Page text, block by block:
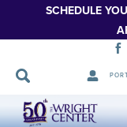
SCHEDULE
Sote
Navigasyon